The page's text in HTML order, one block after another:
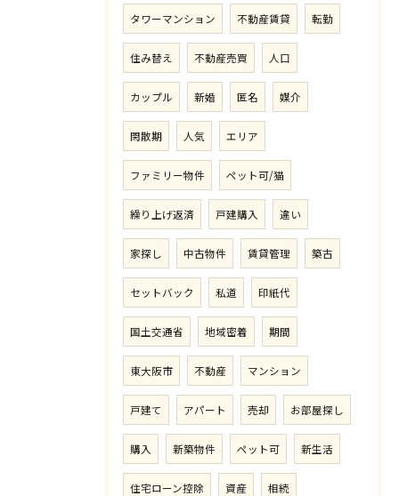
タワーマンション 不動産賃貸 転勤
住み替え 不動産売買 人口
カップル 新婚 匿名 媒介
閑散期 人気 エリア
ファミリー物件 ペット可/猫
繰り上げ返済 戸建購入 違い
家探し 中古物件 賃貸管理 築古
セットバック 私道 印紙代
国土交通省 地域密着 期間
東大阪市 不動産 マンション
戸建て アパート 売却 お部屋探し
購入 新築物件 ペット可 新生活
住宅ローン控除 資産 相続